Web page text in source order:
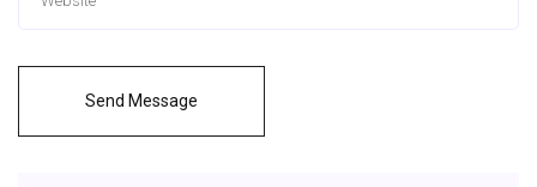
Send Message